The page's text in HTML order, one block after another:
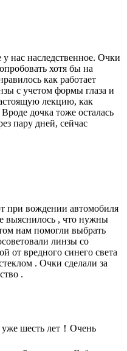
нас наследственное. Очки
хотя бы на
как работает
с учетом формы глаза и
лекцию, как
дочка тоже осталась
пару дней, сейчас
при вождении автомобиля
выяснилось , что нужны
нам помогли выбрать
линзы со
от вредного синего света
. Очки сделали за
.
шесть лет！Очень